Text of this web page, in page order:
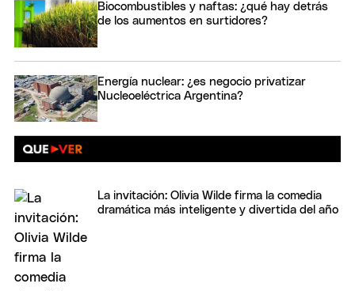
Biocombustibles y naftas: ¿qué hay detrás
de los aumentos en surtidores?
Energía nuclear: ¿es negocio privatizar
Nucleoeléctrica Argentina?
La invitación: Olivia Wilde firma la comedia
dramática más inteligente y divertida del año